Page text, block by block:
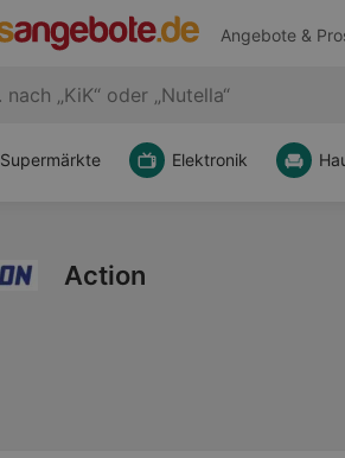
Angebote &
Supermärkte Elektronik
Action